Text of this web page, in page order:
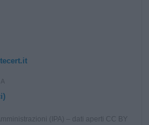
(IPA) – dati aperti CC BY